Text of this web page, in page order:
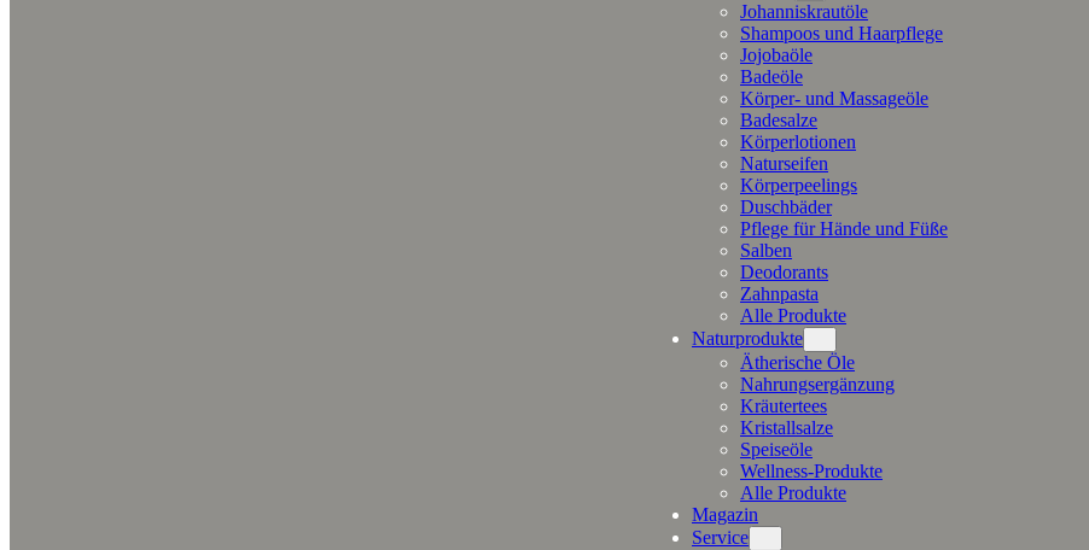
Johanniskrautöle
Shampoos und Haarpflege
Jojobaöle
Badeöle
Körper- und Massageöle
Badesalze
Körperlotionen
Naturseifen
Körperpeelings
Duschbäder
Pflege für Hände und Füße
Salben
Deodorants
Zahnpasta
Alle Produkte
Naturprodukte
Ätherische Öle
Nahrungsergänzung
Kräutertees
Kristallsalze
Speiseöle
Wellness-Produkte
Alle Produkte
Magazin
Service